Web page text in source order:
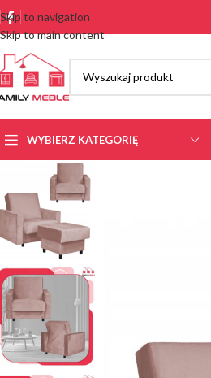
Skip to navigation
Skip to main content
WYBIERZ KATEGORIĘ